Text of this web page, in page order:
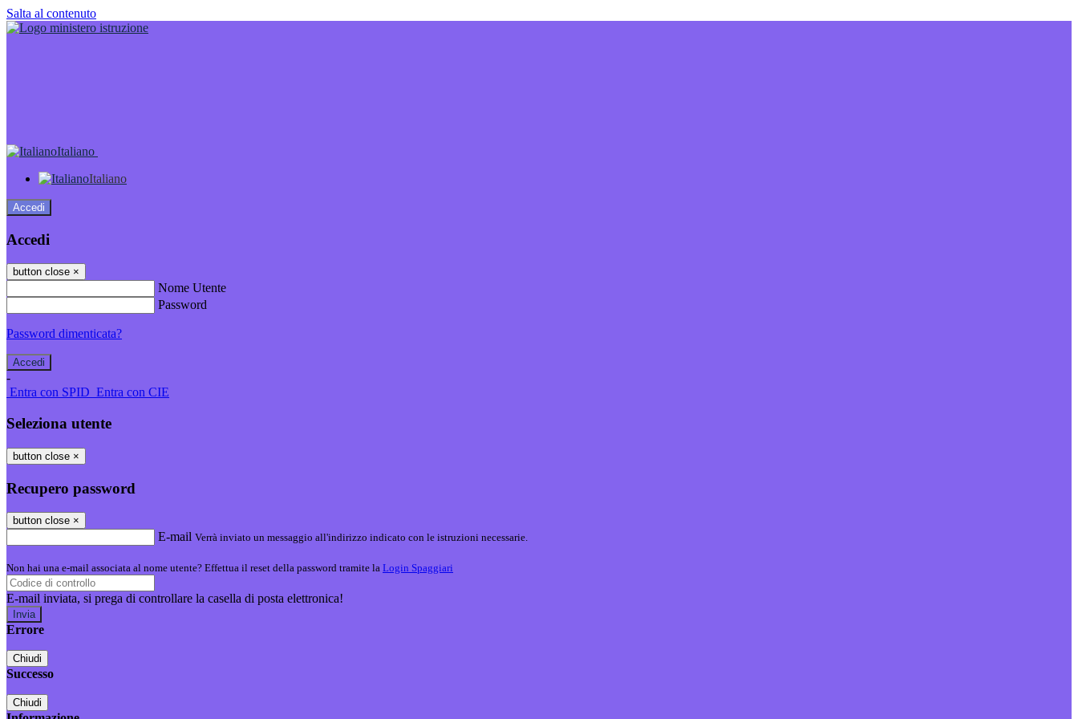
Salta al contenuto
Italiano
Italiano
Accedi
Accedi
button close ×
Nome Utente
Password
Password dimenticata?
-
Entra con SPID Entra con CIE
Seleziona utente
button close ×
Recupero password
button close ×
E-mail Verrà inviato un messaggio all'indirizzo indicato con le istruzioni necessarie.
Non hai una e-mail associata al nome utente? Effettua il reset della password tramite la Login Spaggiari
E-mail inviata, si prega di controllare la casella di posta elettronica!
Errore
Chiudi
Successo
Chiudi